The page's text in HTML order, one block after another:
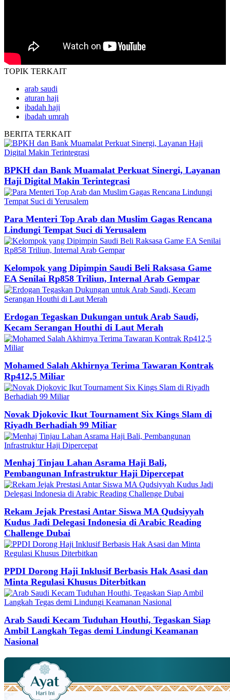
TOPIK TERKAIT
arab saudi
aturan haji
ibadah haji
ibadah umrah
BERITA TERKAIT
BPKH dan Bank Muamalat Perkuat Sinergi, Layanan
Haji Digital Makin Terintegrasi
Para Menteri Top Arab dan Muslim Gagas Rencana
Lindungi Tempat Suci di Yerusalem
Kelompok yang Dipimpin Saudi Beli Raksasa Game
EA Senilai Rp858 Triliun, Internal Arab Gempar
Erdogan Tegaskan Dukungan untuk Arab Saudi,
Kecam Serangan Houthi di Laut Merah
Mohamed Salah Akhirnya Terima Tawaran Kontrak
Rp412,5 Miliar
Novak Djokovic Ikut Tournament Six Kings Slam di
Riyadh Berhadiah 99 Miliar
Menhaj Tinjau Lahan Asrama Haji Bali,
Pembangunan Infrastruktur Haji Dipercepat
Rekam Jejak Prestasi Antar Siswa MA Qudsiyyah
Kudus Jadi Delegasi Indonesia di Arabic Reading
Challenge Dubai
PPDI Dorong Haji Inklusif Berbasis Hak Asasi dan
Minta Regulasi Khusus Diterbitkan
Arab Saudi Kecam Tuduhan Houthi, Tegaskan Siap
Ambil Langkah Tegas demi Lindungi Keamanan
Nasional